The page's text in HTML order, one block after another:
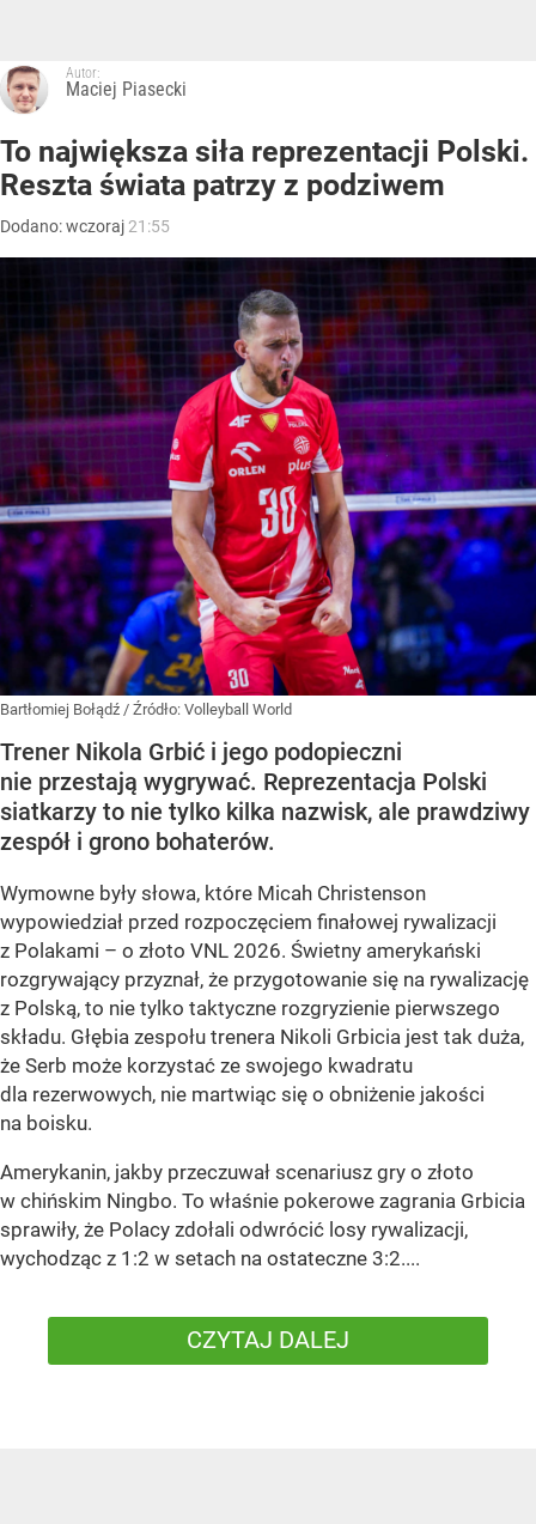
Autor:
Maciej Piasecki
To największa siła reprezentacji Polski.
Reszta świata patrzy z podziwem
Dodano:wczoraj 21:55
Bartłomiej Bołądź / Źródło: Volleyball World
Trener Nikola Grbić i jego podopieczni
nie przestają wygrywać. Reprezentacja Polski
siatkarzy to nie tylko kilka nazwisk, ale prawdziwy
zespół i grono bohaterów.
Wymowne były słowa, które Micah Christenson
wypowiedział przed rozpoczęciem finałowej rywalizacji
z Polakami – o złoto VNL 2026. Świetny amerykański
rozgrywający przyznał, że przygotowanie się na rywalizację
z Polską, to nie tylko taktyczne rozgryzienie pierwszego
składu. Głębia zespołu trenera Nikoli Grbicia jest tak duża,
że Serb może korzystać ze swojego kwadratu
dla rezerwowych, nie martwiąc się o obniżenie jakości
na boisku.
Amerykanin, jakby przeczuwał scenariusz gry o złoto
w chińskim Ningbo. To właśnie pokerowe zagrania Grbicia
sprawiły, że Polacy zdołali odwrócić losy rywalizacji,
wychodząc z 1:2 w setach na ostateczne 3:2....
CZYTAJ DALEJ